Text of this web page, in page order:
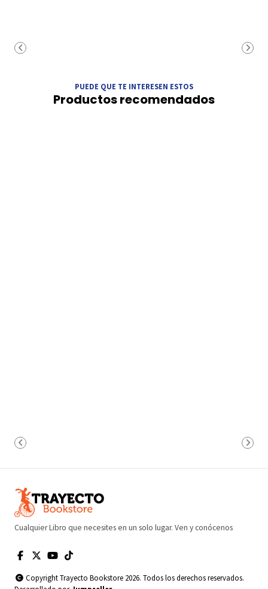
PUEDE QUE TE INTERESEN ESTOS
Productos recomendados
Cualquier Libro que necesites en un solo lugar. Ven y conócenos
Copyright Trayecto Bookstore 2026. Todos los derechos reservados.